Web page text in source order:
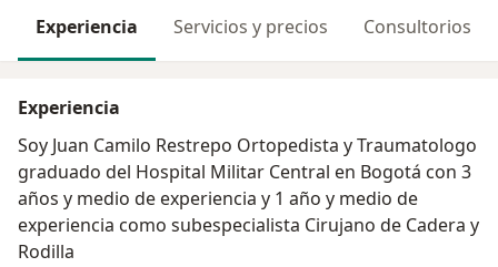
Experiencia Servicios y precios Consultorios
Experiencia
Soy Juan Camilo Restrepo Ortopedista y Traumatologo
graduado del Hospital Militar Central en Bogotá con 3
años y medio de experiencia y 1 año y medio de
experiencia como subespecialista Cirujano de Cadera y
Rodilla